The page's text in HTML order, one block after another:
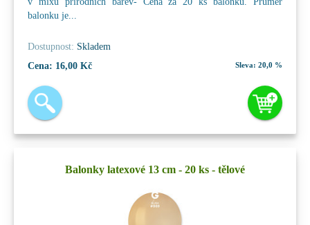
balonku je...
Dostupnost: Skladem
Cena: 16,00 Kč Sleva: 20,0 %
Balonky latexové 13 cm - 20 ks - tělové